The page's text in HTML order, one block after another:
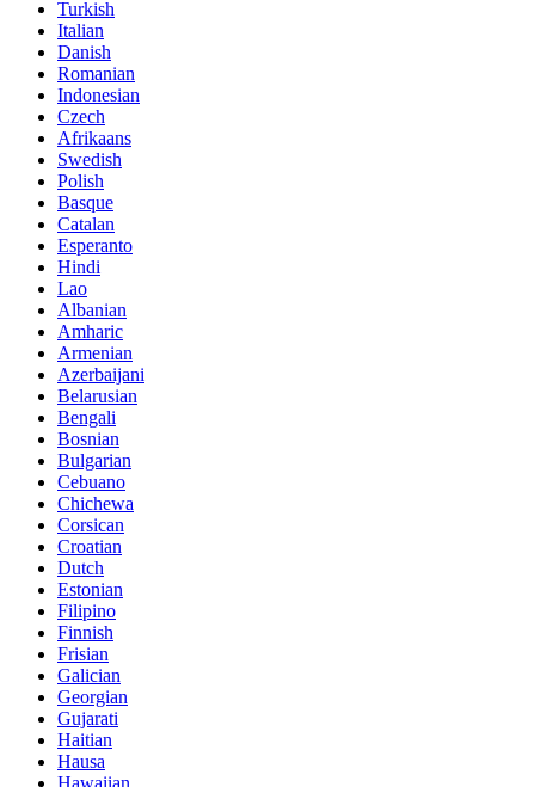
Turkish
Italian
Danish
Romanian
Indonesian
Czech
Afrikaans
Swedish
Polish
Basque
Catalan
Esperanto
Hindi
Lao
Albanian
Amharic
Armenian
Azerbaijani
Belarusian
Bengali
Bosnian
Bulgarian
Cebuano
Chichewa
Corsican
Croatian
Dutch
Estonian
Filipino
Finnish
Frisian
Galician
Georgian
Gujarati
Haitian
Hausa
Hawaiian